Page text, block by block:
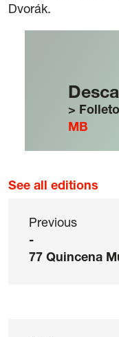
Dvorák.
>
MB
See all editions
Previous
-
77 Quincena